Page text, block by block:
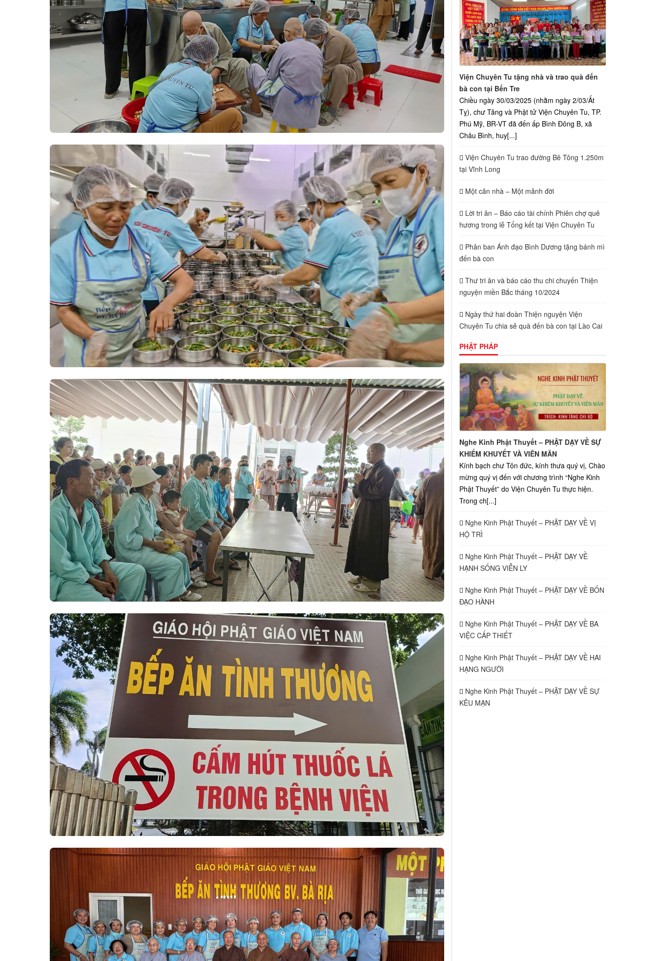
Viện Chuyên Tu tặng nhà và trao quà đến
bà con tại Bến Tre
Chiều ngày 30/03/2025 (nhằm ngày 2/03/Ất
Tỵ), chư Tăng và Phật tử Viện Chuyên Tu, TP.
Phú Mỹ, BR-VT đã đến ấp Bình Đông B, xã
Châu Bình, huy[...]
Viện Chuyên Tu trao đường Bê Tông 1.250m
tại Vĩnh Long
Một căn nhà – Một mảnh đời
Lời tri ân – Báo cáo tài chính Phiên chợ quê
hương trong lễ Tổng kết tại Viện Chuyên Tu
Phân ban Ánh đạo Bình Dương tặng bánh mì
đến bà con
Thư tri ân và báo cáo thu chi chuyến Thiện
nguyện miền Bắc tháng 10/2024
Ngày thứ hai đoàn Thiện nguyện Viện
Chuyên Tu chia sẻ quà đến bà con tại Lào Cai
PHẬT PHÁP
Nghe Kinh Phật Thuyết – PHẬT DẠY VỀ SỰ
KHIẾM KHUYẾT VÀ VIÊN MÃN
Kính bạch chư Tôn đức, kính thưa quý vị, Chào
mừng quý vị đến với chương trình “Nghe Kinh
Phật Thuyết” do Viện Chuyên Tu thực hiện.
Trong ch[...]
Nghe Kinh Phật Thuyết – PHẬT DẠY VỀ VỊ
HỘ TRÌ
Nghe Kinh Phật Thuyết – PHẬT DẠY VỀ
HẠNH SỐNG VIỄN LY
Nghe Kinh Phật Thuyết – PHẬT DẠY VỀ BỐN
ĐẠO HÀNH
Nghe Kinh Phật Thuyết – PHẬT DẠY VỀ BA
VIỆC CẤP THIẾT
Nghe Kinh Phật Thuyết – PHẬT DẠY VỀ HAI
HẠNG NGƯỜI
Nghe Kinh Phật Thuyết – PHẬT DẠY VỀ SỰ
KÊU MẠN